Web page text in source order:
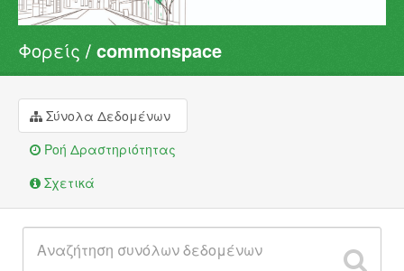
Σύνολα Δεδομένων
Φορείς
Ομάδες
Σχετικά
Φορείς commonspace
Σύνολα Δεδομένων
Ροή Δραστηριότητας
Σχετικά